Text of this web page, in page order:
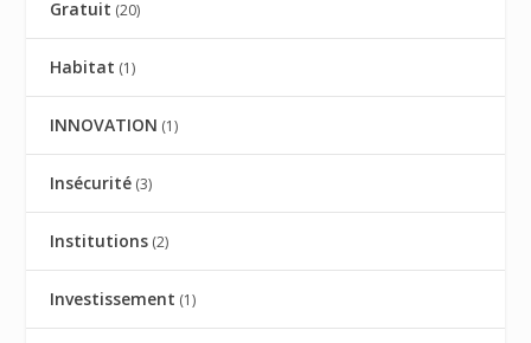
Gratuit (20)
Habitat (1)
INNOVATION (1)
Insécurité (3)
Institutions (2)
Investissement (1)